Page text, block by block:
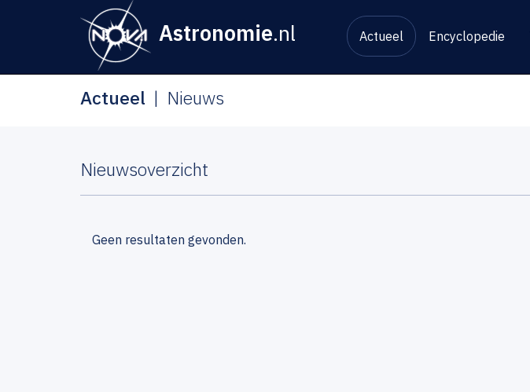
Astronomie.nl Actueel Encyclopedie
Actueel Nieuws
Nieuwsoverzicht
Geen resultaten gevonden.